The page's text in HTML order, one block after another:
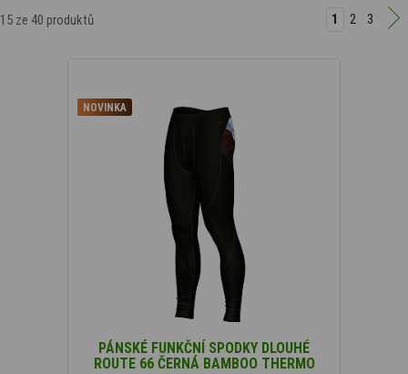
Filtrovat podle ceny
Produkty, které jsou
Podle typu materiálu
15 ze 40 produktů 1 2 3
NOVINKA
PÁNSKÉ FUNKČNÍ SPODKY DLOUHÉ
ROUTE 66 ČERNÁ BAMBOO THERMO